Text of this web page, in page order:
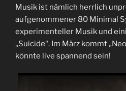
Musik ist nämlich herrlich
aufgenommener 80 Minimal
experimenteller Musik und
„Suicide“. Im März kommt
könnte live spannend sein!